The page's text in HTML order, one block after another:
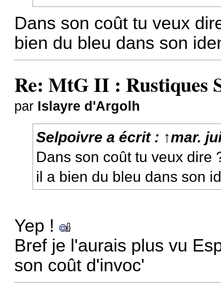
Dans son coût tu veux
bien du bleu dans son
Re: MtG II : Rustiques
par Islayre d'Argolh
Selpoivre a écrit : ↑mar.
Dans son coût tu veux dire
il a bien du bleu dans son
Yep !
Bref je l'aurais plus vu
son coût d'invoc'